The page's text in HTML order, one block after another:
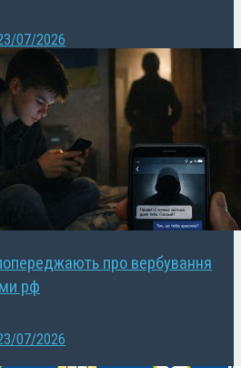
07/2026
про вербування
рф
07/2026